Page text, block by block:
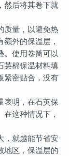
然后将其卷下就
质量，以避免热
外的保温层，
。使用卷筒可以
英棉保温材料填
紧密贴合，没有
表明，在石英保
这种情况下，
，就越能节省安
地区，保温层的